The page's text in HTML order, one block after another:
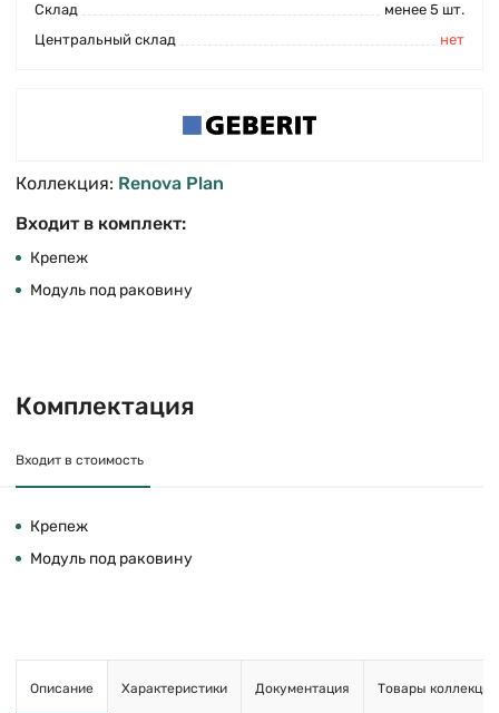
Cклад
менее 5 шт.
Центральный склад
нет
Коллекция: Renova Plan
Входит в комплект:
Крепеж
Модуль под раковину
Комплектация
Входит в стоимость
Крепеж
Модуль под раковину
Описание Характеристики Документация Товары коллекции